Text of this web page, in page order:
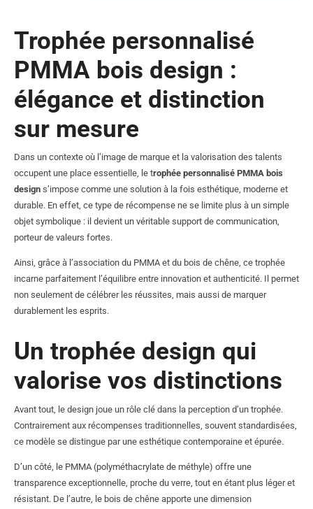
Trophée personnalisé
PMMA bois design :
élégance et distinction
sur mesure
Dans un contexte où l’image de marque et la valorisation des talents
occupent une place essentielle, le trophée personnalisé PMMA bois
designs’impose comme une solution à la fois esthétique, moderne et
durable. En effet, ce type de récompense ne se limite plus à un simple
objet symbolique : il devient un véritable support de communication,
porteur de valeurs fortes.
Ainsi, grâce à l’association du PMMA et du bois de chêne, ce trophée
incarne parfaitement l’équilibre entre innovation et authenticité. Il permet
non seulement de célébrer les réussites, mais aussi de marquer
durablement les esprits.
Un trophée design qui
valorise vos distinctions
Avant tout, le design joue un rôle clé dans la perception d’un trophée.
Contrairement aux récompenses traditionnelles, souvent standardisées,
ce modèle se distingue par une esthétique contemporaine et épurée.
D’un côté, le PMMA (polyméthacrylate de méthyle) offre une
transparence exceptionnelle, proche du verre, tout en étant plus léger et
résistant. De l’autre, le bois de chêne apporte une dimension